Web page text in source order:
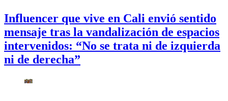
Influencer que vive en Cali envió sentido
mensaje tras la vandalización de espacios
intervenidos: “No se trata ni de izquierda
ni de derecha”